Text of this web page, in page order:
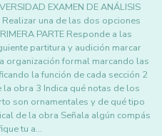
EXAMEN DE ANÁLISIS
una de las dos opciones
PARTE Responde a las
partitura y audición marcar
organización formal marcando las
la función de cada sección 2
obra 3 Indica qué notas de los
son ornamentales y de qué tipo
de la obra Señala algún compás
tu a…